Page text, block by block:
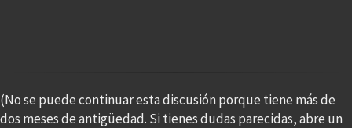
(No se puede continuar esta discusión porque tiene más de
dos meses de antigüedad. Si tienes dudas parecidas, abre un